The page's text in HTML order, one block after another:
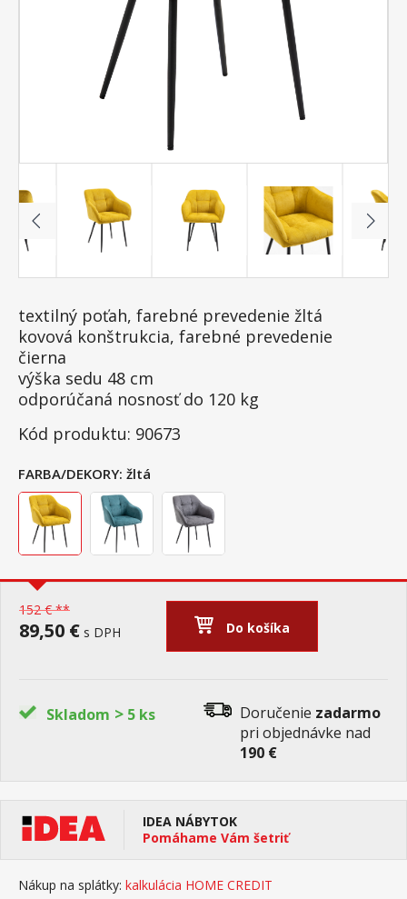
textilný poťah, farebné prevedenie žltá
kovová konštrukcia, farebné prevedenie
čierna
výška sedu 48 cm
odporúčaná nosnosť do 120 kg
Kód produktu: 90673
FARBA/DEKORY: žltá
152 € **
89,50 € s DPH Do košíka
Skladom > 5 ks Doručenie zadarmo
pri objednávke nad
190 €
IDEA NÁBYTOK
Pomáhame Vám šetriť
Nákup na splátky: kalkulácia HOME CREDIT